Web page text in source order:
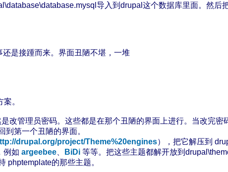
导入到drupal这个数据库里面。然后
是接踵而来。界面丑陋不堪，一堆
。
改管理员密码。这些都是在那个丑陋的界面上进行。当改完密
到第一个丑陋的界面。
drupal.org/project/Theme%20engines），把它解压到
例如 argeebee BiDi 等等。把这些主题都解开放到
phptemplate的那些主题。